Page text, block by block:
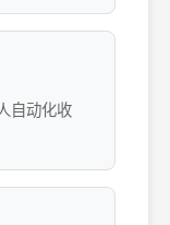
自动化收